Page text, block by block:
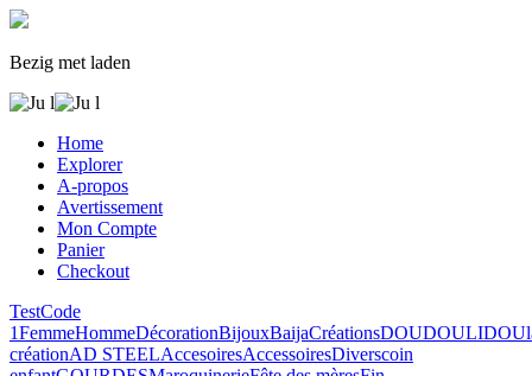
Bezig met laden
Home
Explorer
A-propos
Avertissement
Mon Compte
Panier
Checkout
TestCode
1FemmeHommeDécorationBijouxBaijaCréationsDOUDOULIDOU
créationAD STEELAccesoiresAccessoiresDiverscoin